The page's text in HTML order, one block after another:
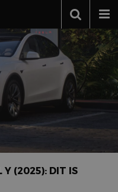
Y (2025): DIT IS